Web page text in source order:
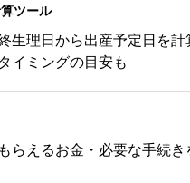
[赤ちゃんの名づけ・命名]
赤ちゃんの名づけ・命名]